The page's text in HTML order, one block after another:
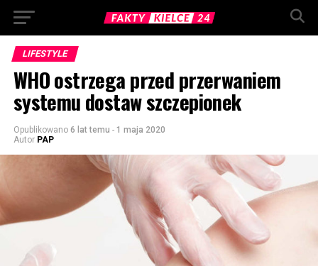
LIFESTYLE
WHO ostrzega przed przerwaniem
systemu dostaw szczepionek
Opublikowano 6 lat temu - 1 maja 2020
Autor PAP